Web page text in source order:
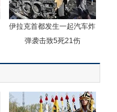
伊拉克首都发生一起汽车炸
弹袭击致5死21伤